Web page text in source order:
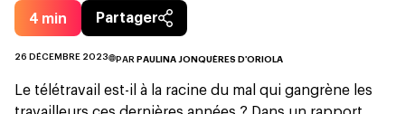
4 min Partager
26 DÉCEMBRE 2023 PAR PAULINA JONQUÈRES D'ORIOLA
Le télétravail est-il à la racine du mal qui gangrène les